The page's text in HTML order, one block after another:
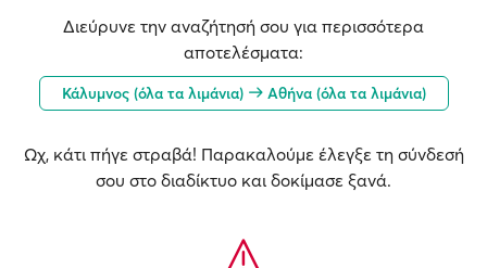
Διεύρυνε την αναζήτησή σου για περισσότερα
αποτελέσματα:
Κάλυμνος (όλα τα λιμάνια) Αθήνα (όλα τα λιμάνια)
Ωχ, κάτι πήγε στραβά! Παρακαλούμε έλεγξε τη σύνδεσή
σου στο διαδίκτυο και δοκίμασε ξανά.